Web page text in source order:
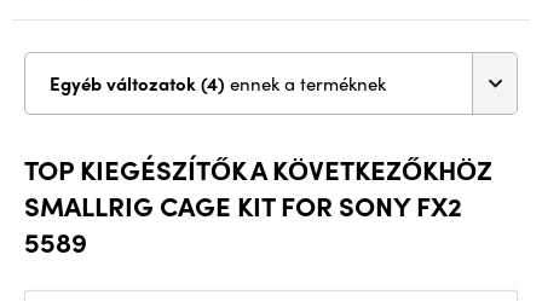
Egyéb változatok (4) ennek a terméknek
TOP KIEGÉSZÍTŐK A KÖVETKEZŐKHÖZ
SMALLRIG CAGE KIT FOR SONY FX2
5589